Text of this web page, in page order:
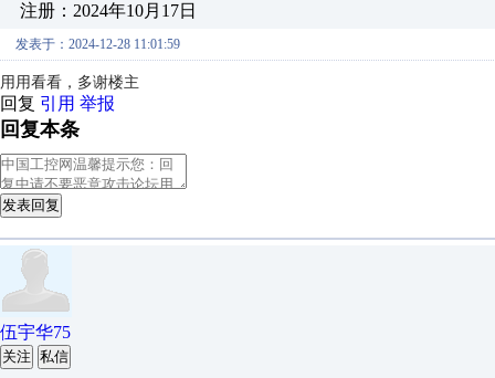
注册：2024年10月17日
发表于：2024-12-28 11:01:59
用用看看，多谢楼主
回复 引用 举报
回复本条
发表回复
伍宇华75
关注 私信